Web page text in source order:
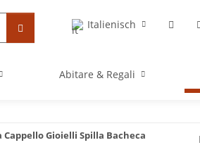
Italienisch
Abitare & Regali
Gioielli Spilla Bacheca